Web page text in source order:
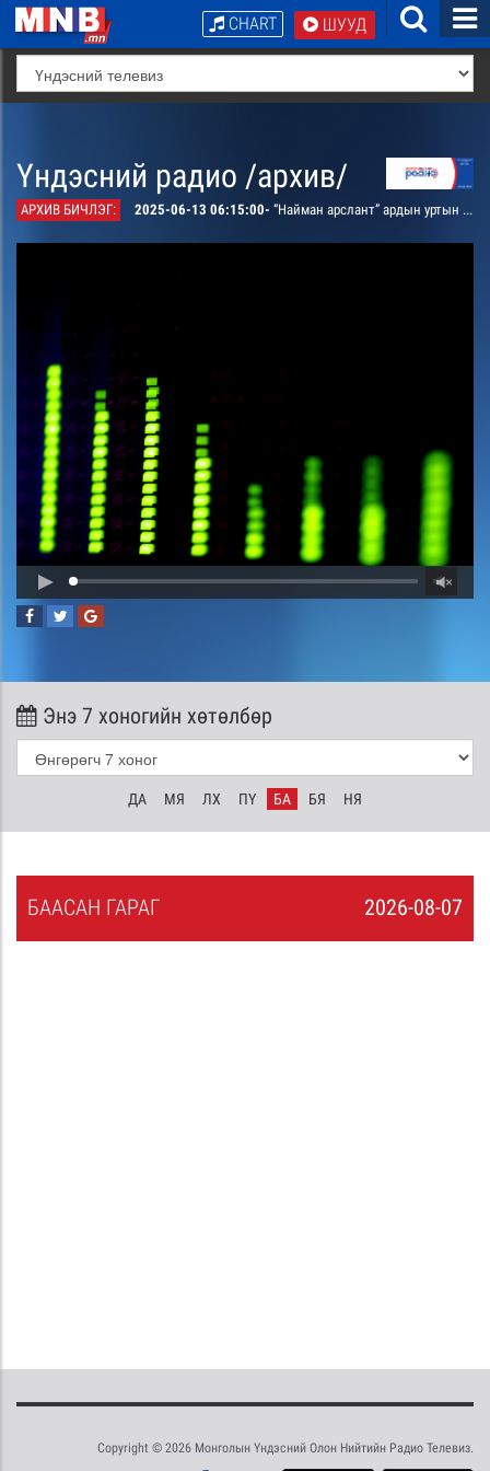
ШУУД
CHART
Үндэсний радио /архив/
АРХИВ БИЧЛЭГ: 2025-06-13 06:15:00- “Найман арслант” ардын уртын дуу
Энэ 7 хоногийн хөтөлбөр
ДА МЯ ЛХ ПҮ БА БЯ НЯ
2026-08-07
БААСАН ГАРАГ
Copyright © 2026 Монголын Үндэсний Олон Нийтийн Радио Телевиз.